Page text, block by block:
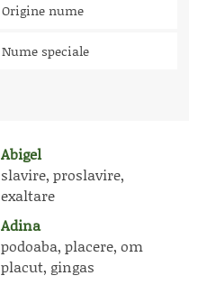
Origine nume
Nume speciale
Abigel
slavire, proslavire,
exaltare
Adina
podoaba, placere, om
placut, gingas